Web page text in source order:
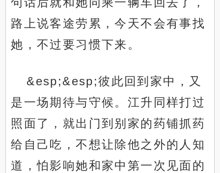
路上说客途劳累，今天不会有事找
她，不过要习惯下来。
&esp;&esp;彼此回到家中，又
是一场期待与守候。江升同样打过
照面了，就出门到别家的药铺抓药
给自己吃，不想让除他之外的人知
道，怕影响她和家中第一次见面的